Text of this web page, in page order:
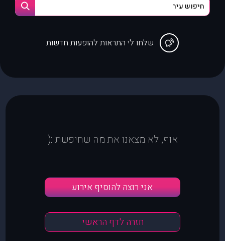
שלחו לי התראות להופעות חדשות
אוף, לא מצאנו את מה שחיפשת :(
אני רוצה להוסיף אירוע
חזרה לדף הראשי